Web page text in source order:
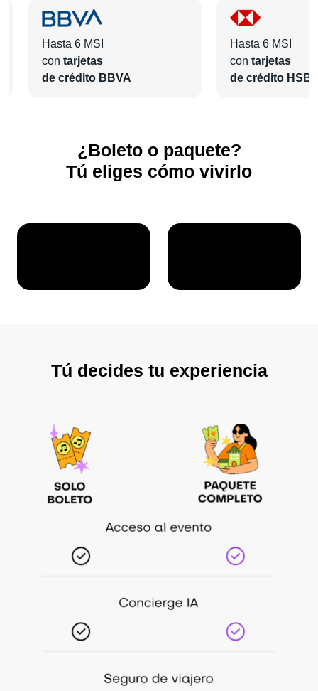
Hasta 6 MSI
con tarjetas
de crédito BBVA
Hasta 6 MSI
con tarjetas
de crédito
¿Boleto o paquete?
Tú eliges cómo vivirlo
Tú decides tu experiencia